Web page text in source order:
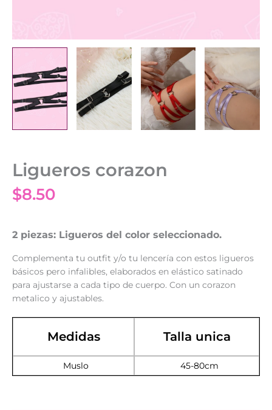
Ligueros corazon
$8.50
2 piezas: Ligueros del color seleccionado.
Complementa tu outfit y/o tu lencería con estos ligueros
básicos pero infalibles, elaborados en elástico satinado
para ajustarse a cada tipo de cuerpo. Con un corazon
metalico y ajustables.
Medidas Talla unica
Muslo 45-80cm